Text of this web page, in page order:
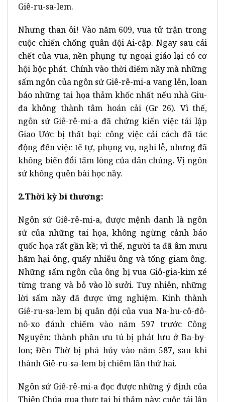
Giê-ru-sa-lem.
Nhưng than ôi! Vào năm 609, vua tử trận trong
cuộc chiến chống quân đội Ai-cập. Ngay sau cái
chết của vua, nền phụng tự ngoại giáo lại có cơ
hội bộc phát. Chính vào thời điểm nầy mà những
sấm ngôn của ngôn sứ Giê-rê-mi-a vang lên, loan
báo những tai họa thảm khốc nhất nếu nhà Giu-
đa không thành tâm hoán cải (Gr 26). Vì thế,
ngôn sứ Giê-rê-mi-a đã chứng kiến việc tái lập
Giao Ước bị thất bại: công việc cải cách đã tác
động đến việc tế tự, phụng vụ, nghi lễ, nhưng đã
không biến đổi tấm lòng của dân chúng. Vị ngôn
sứ không quên bài học nầy.
2.Thời kỳ bi thương:
Ngôn sứ Giê-rê-mi-a, được mệnh danh là ngôn
sứ của những tai họa, không ngừng cảnh báo
quốc họa rất gần kề; vì thế, người ta đã âm mưu
hãm hại ông, quấy nhiễu ông và tống giam ông.
Những sấm ngôn của ông bị vua Giô-gia-kim xé
từng trang và bỏ vào lò sưởi. Tuy nhiên, những
lời sấm nầy đã được ứng nghiệm. Kinh thành
Giê-ru-sa-lem bị quân đội của vua Na-bu-cô-đô-
nô-xo đánh chiếm vào năm 597 trước Công
Nguyên; thành phần ưu tú bị phát lưu ở Ba-by-
lon; Đền Thờ bị phá hủy vào năm 587, sau khi
thành Giê-ru-sa-lem bị chiếm lần thứ hai.
Ngôn sứ Giê-rê-mi-a đọc được những ý định của
Thiên Chúa qua thực tại bi thảm này: cuộc tái lập